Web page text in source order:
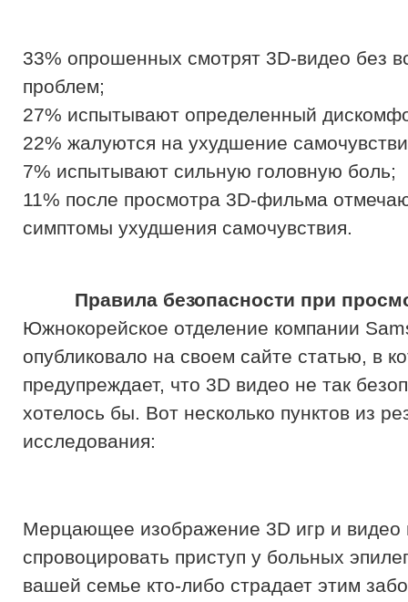
33% опрошенных смотрят 3D-видео без
проблем;
27% испытывают определенный
22% жалуются на ухудшение
7% испытывают сильную головную боль;
11% после просмотра 3D-фильма
симптомы ухудшения самочувствия.
Правила безопасности при
Южнокорейское отделение компании
опубликовало на своем сайте статью, в
предупреждает, что 3D видео не так
хотелось бы. Вот несколько пунктов из
исследования:
Мерцающее изображение 3D игр и видео
спровоцировать приступ у больных
вашей семье кто-либо страдает этим